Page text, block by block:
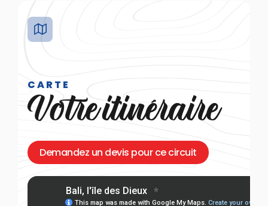
CARTE
Votre itinéraire
Demandez un devis pour ce circuit